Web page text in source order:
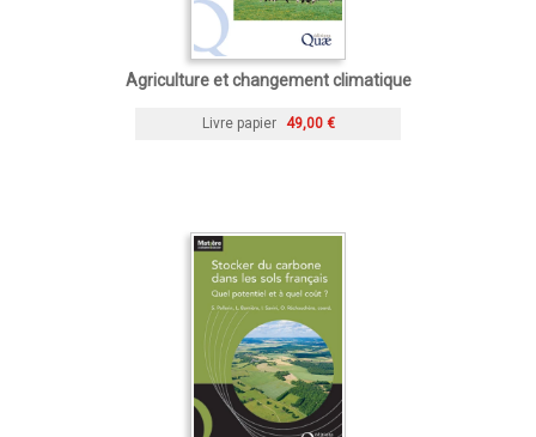
Agriculture et changement climatique
Livre papier 49,00 €